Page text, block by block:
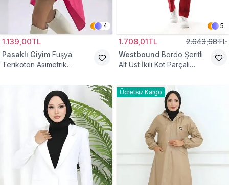
4
1.139,00TL
Pasaklı Giyim Fuşya
Terikoton Asimetrik
5
1.708,01TL 2.643,68TL
Westbound Bordo Şeritli
Alt Üst İkili Kot Parçalı
Ücretsiz Kargo